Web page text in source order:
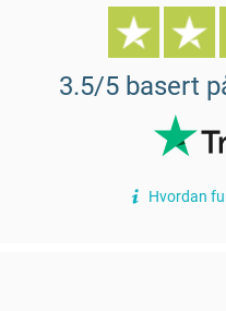
3.5/5 basert
Hvordan